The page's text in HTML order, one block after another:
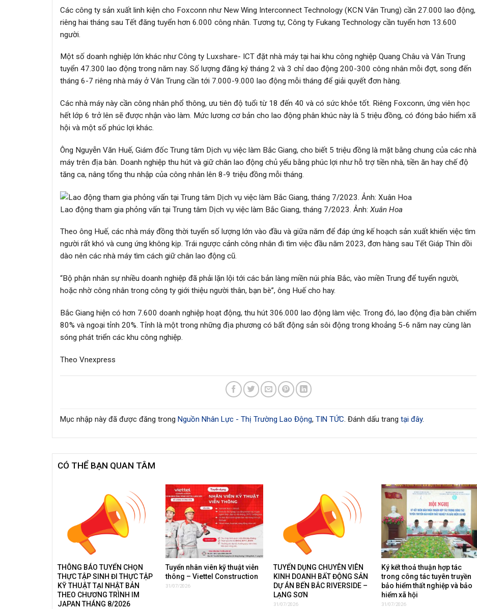
Các công ty sản xuất linh kiện cho Foxconn như New Wing Interconnect Technology (KCN Vân Trung) cần 27.000 lao động,
riêng hai tháng sau Tết đăng tuyển hơn 6.000 công nhân. Tương tự, Công ty Fukang Technology cần tuyển hơn 13.600
người.
Một số doanh nghiệp lớn khác như Công ty Luxshare- ICT đặt nhà máy tại hai khu công nghiệp Quang Châu và Vân Trung
tuyển 47.300 lao động trong năm nay. Số lượng đăng ký tháng 2 và 3 chỉ dao động 200-300 công nhân mỗi đợt, song đến
tháng 6-7 riêng nhà máy ở Vân Trung cần tới 7.000-9.000 lao động mỗi tháng để giải quyết đơn hàng.
Các nhà máy này cần công nhân phổ thông, ưu tiên độ tuổi từ 18 đến 40 và có sức khỏe tốt. Riêng Foxconn, ứng viên học
hết lớp 6 trở lên sẽ được nhận vào làm. Mức lương cơ bản cho lao động phân khúc này là 5 triệu đồng, có đóng bảo hiểm xã
hội và một số phúc lợi khác.
Ông Nguyễn Văn Huế, Giám đốc Trung tâm Dịch vụ việc làm Bắc Giang, cho biết 5 triệu đồng là mặt bằng chung của các nhà
máy trên địa bàn. Doanh nghiệp thu hút và giữ chân lao động chủ yếu bằng phúc lợi như hỗ trợ tiền nhà, tiền ăn hay chế độ
tăng ca, nâng tổng thu nhập của công nhân lên 8-9 triệu đồng mỗi tháng.
Lao động tham gia phỏng vấn tại Trung tâm Dịch vụ việc làm Bắc Giang, tháng 7/2023. Ảnh: Xuân Hoa
Theo ông Huế, các nhà máy đồng thời tuyển số lượng lớn vào đầu và giữa năm để đáp ứng kế hoạch sản xuất khiến việc tìm
người rất khó và cung ứng không kịp. Trái ngược cảnh công nhân đi tìm việc đầu năm 2023, đơn hàng sau Tết Giáp Thìn dồi
dào nên các nhà máy tìm cách giữ chân lao động cũ.
“Bộ phận nhân sự nhiều doanh nghiệp đã phải lặn lội tới các bản làng miền núi phía Bắc, vào miền Trung để tuyển người,
hoặc nhờ công nhân trong công ty giới thiệu người thân, bạn bè”, ông Huế cho hay.
Bắc Giang hiện có hơn 7.600 doanh nghiệp hoạt động, thu hút 306.000 lao động làm việc. Trong đó, lao động địa bàn chiếm
80% và ngoại tỉnh 20%. Tỉnh là một trong những địa phương có bất động sản sôi động trong khoảng 5-6 năm nay cùng làn
sóng phát triển các khu công nghiệp.
Theo Vnexpress
Mục nhập này đã được đăng trong Nguồn Nhân Lực - Thị Trường Lao Động, TIN TỨC. Đánh dấu trang tại đây.
CÓ THỂ BẠN QUAN TÂM
THÔNG BÁO TUYỂN CHỌN
THỰC TẬP SINH ĐI THỰC TẬP
KỸ THUẬT TẠI NHẬT BẢN
THEO CHƯƠNG TRÌNH IM
JAPAN THÁNG 8/2026
Tuyển nhân viên kỹ thuật viễn
thông – Viettel Construction
31/07/2026
TUYỂN DỤNG CHUYÊN VIÊN
KINH DOANH BẤT ĐỘNG SẢN
DỰ ÁN BẾN BẮC RIVERSIDE –
LẠNG SƠN
31/07/2026
Ký kết thoả thuận hợp tác
trong công tác tuyên truyền
bảo hiểm thất nghiệp và bảo
hiểm xã hội
31/07/2026